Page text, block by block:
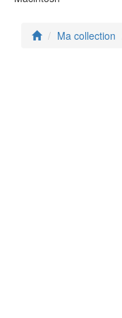
Ma collection